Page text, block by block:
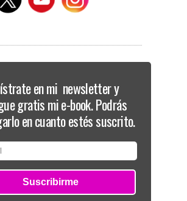
en mi newsletter y
gratis mi e-book. Podrás
en cuanto estés suscrito.